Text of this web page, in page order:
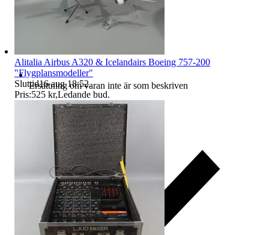
Ersättning om varan inte är som beskriven
Alitalia Airbus A320 & Icelandairs Boeing 757-200
"Flygplansmodeller"
Sluttid16 aug 18:52.
Pris:525 kr,Ledande bud.